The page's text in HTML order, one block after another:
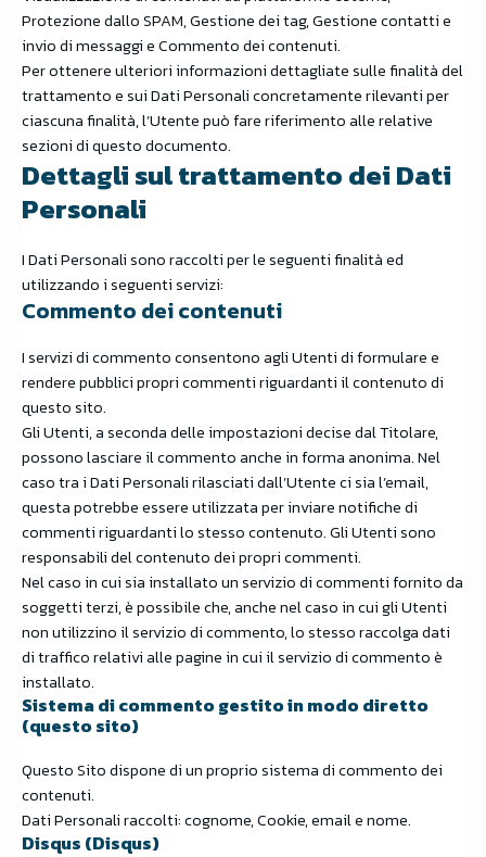
Protezione dallo SPAM, Gestione dei tag, Gestione contatti e
invio di messaggi e Commento dei contenuti.
Per ottenere ulteriori informazioni dettagliate sulle finalità del
trattamento e sui Dati Personali concretamente rilevanti per
ciascuna finalità, l’Utente può fare riferimento alle relative
sezioni di questo documento.
Dettagli sul trattamento dei Dati
Personali
I Dati Personali sono raccolti per le seguenti finalità ed
utilizzando i seguenti servizi:
Commento dei contenuti
I servizi di commento consentono agli Utenti di formulare e
rendere pubblici propri commenti riguardanti il contenuto di
questo sito.
Gli Utenti, a seconda delle impostazioni decise dal Titolare,
possono lasciare il commento anche in forma anonima. Nel
caso tra i Dati Personali rilasciati dall’Utente ci sia l’email,
questa potrebbe essere utilizzata per inviare notifiche di
commenti riguardanti lo stesso contenuto. Gli Utenti sono
responsabili del contenuto dei propri commenti.
Nel caso in cui sia installato un servizio di commenti fornito da
soggetti terzi, è possibile che, anche nel caso in cui gli Utenti
non utilizzino il servizio di commento, lo stesso raccolga dati
di traffico relativi alle pagine in cui il servizio di commento è
installato.
Sistema di commento gestito in modo diretto
(questo sito)
Questo Sito dispone di un proprio sistema di commento dei
contenuti.
Dati Personali raccolti: cognome, Cookie, email e nome.
Disqus (Disqus)